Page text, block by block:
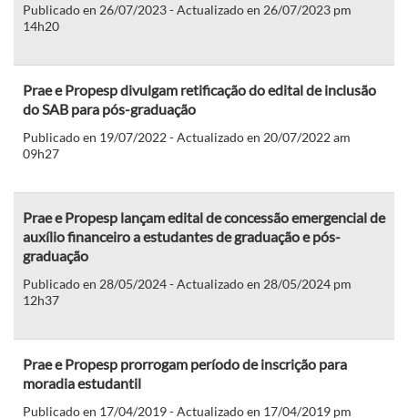
Publicado en 26/07/2023 - Actualizado en 26/07/2023 pm
14h20
Prae e Propesp divulgam retificação do edital de inclusão
do SAB para pós-graduação
Publicado en 19/07/2022 - Actualizado en 20/07/2022 am
09h27
Prae e Propesp lançam edital de concessão emergencial de
auxílio financeiro a estudantes de graduação e pós-
graduação
Publicado en 28/05/2024 - Actualizado en 28/05/2024 pm
12h37
Prae e Propesp prorrogam período de inscrição para
moradia estudantil
Publicado en 17/04/2019 - Actualizado en 17/04/2019 pm